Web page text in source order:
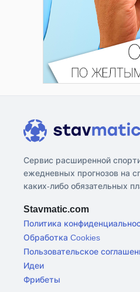
Сервис расширенной
ежедневных прогнозов на
каких-либо обязательных
Stavmatic.com
Политика
Обработка Cookies
Пользовательское
Идеи
Фрибеты